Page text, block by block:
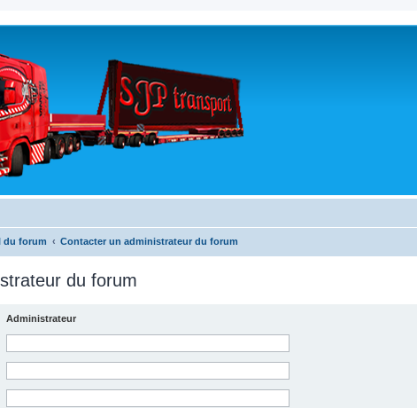
du forum Contacter un administrateur du forum
du forum
Administrateur